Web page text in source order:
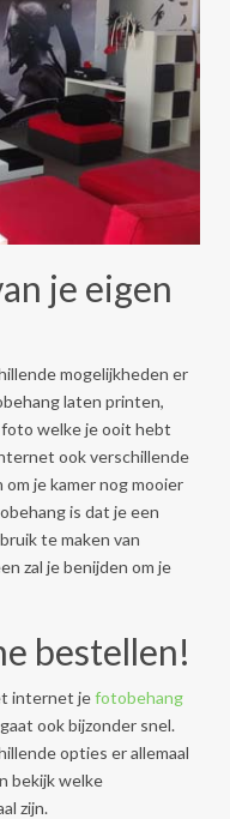
je eigen
mogelijkheden er
laten printen,
welke je ooit hebt
ook verschillende
je kamer nog mooier
is dat je een
te maken van
zal je benijden om je
bestellen!
internet jefotobehang
ook bijzonder snel.
opties er allemaal
bekijk welke
zijn.